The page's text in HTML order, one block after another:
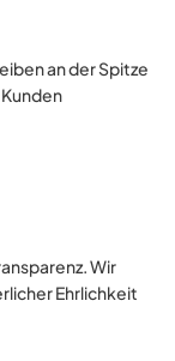
an der Spitze
Wir
Ehrlichkeit